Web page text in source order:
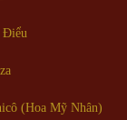
Điểu
(Hoa Mỹ Nhân)